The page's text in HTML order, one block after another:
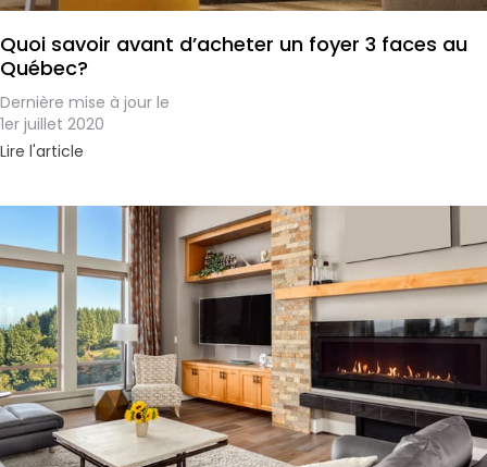
Quoi savoir avant d’acheter un foyer 3 faces au
Québec?
Dernière mise à jour le
1er juillet 2020
Lire l'article